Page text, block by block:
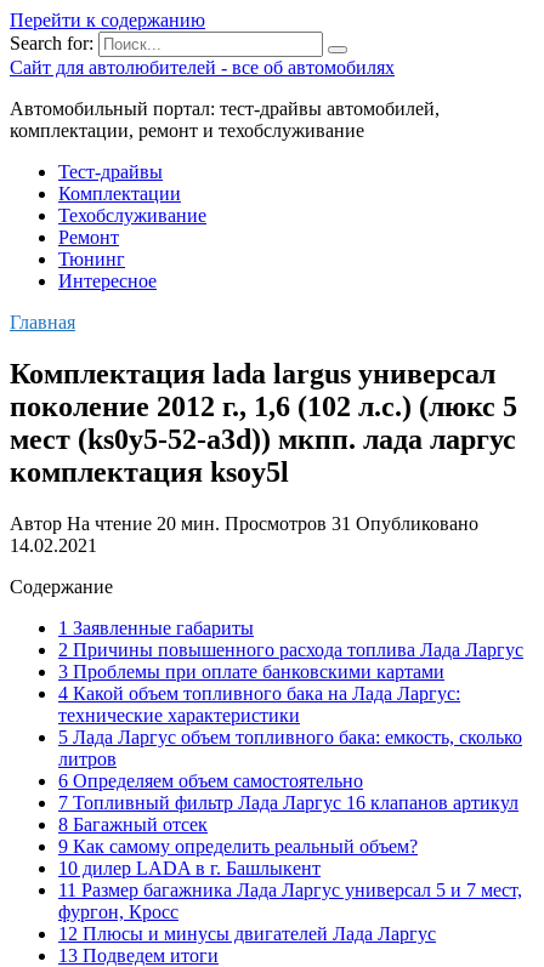
Перейти к содержанию
Search for:
Сайт для автолюбителей - все об автомобилях
Автомобильный портал: тест-драйвы автомобилей,
комплектации, ремонт и техобслуживание
Тест-драйвы
Комплектации
Техобслуживание
Ремонт
Тюнинг
Интересное
Главная
Комплектация lada largus универсал
поколение 2012 г., 1,6 (102 л.с.) (люкс 5
мест (ks0y5-52-a3d)) мкпп. лада ларгус
комплектация ksoy5l
Автор На чтение 20 мин. Просмотров 31 Опубликовано
14.02.2021
Содержание
1 Заявленные габариты
2 Причины повышенного расхода топлива Лада Ларгус
3 Проблемы при оплате банковскими картами
4 Какой объем топливного бака на Лада Ларгус:
технические характеристики
5 Лада Ларгус объем топливного бака: емкость, сколько
литров
6 Определяем объем самостоятельно
7 Топливный фильтр Лада Ларгус 16 клапанов артикул
8 Багажный отсек
9 Как самому определить реальный объем?
10 дилер LADA в г. Башлыкент
11 Размер багажника Лада Ларгус универсал 5 и 7 мест,
фургон, Кросс
12 Плюсы и минусы двигателей Лада Ларгус
13 Подведем итоги